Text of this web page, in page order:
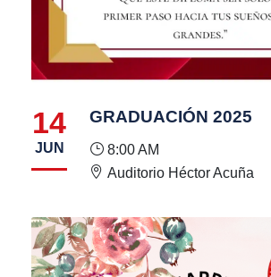
14
JUN
GRADUACIÓN 2025
8:00 AM
Auditorio Héctor Acuña